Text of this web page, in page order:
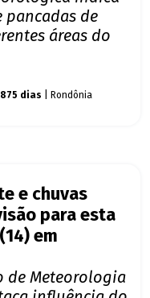
pancadas de
áreas do
875 dias | Rondônia
e chuvas
para esta
em
de Meteorologia